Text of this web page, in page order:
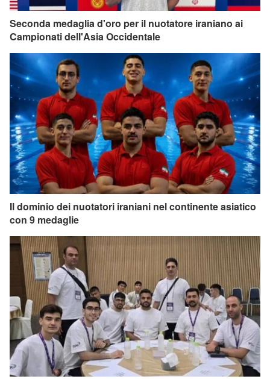
Seconda medaglia d'oro per il nuotatore iraniano ai
Campionati dell'Asia Occidentale
Il dominio dei nuotatori iraniani nel continente asiatico
con 9 medaglie